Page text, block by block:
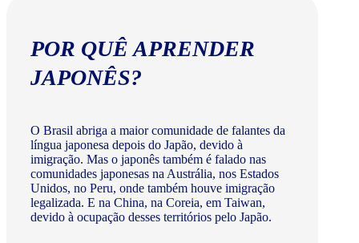
POR QUÊ APRENDER
JAPONÊS?
O Brasil abriga a maior comunidade de falantes da
língua japonesa depois do Japão, devido à
imigração. Mas o japonês também é falado nas
comunidades japonesas na Austrália, nos Estados
Unidos, no Peru, onde também houve imigração
legalizada. E na China, na Coreia, em Taiwan,
devido à ocupação desses territórios pelo Japão.